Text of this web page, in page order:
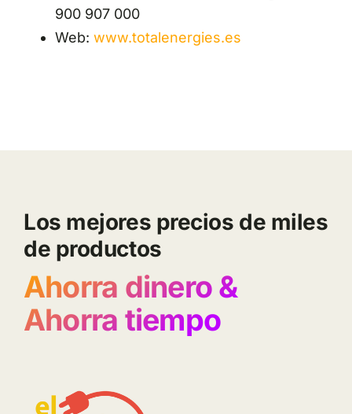
900 907 000
Web: www.totalenergies.es
Los mejores precios de miles
de productos
Ahorra dinero &
Ahorra tiempo